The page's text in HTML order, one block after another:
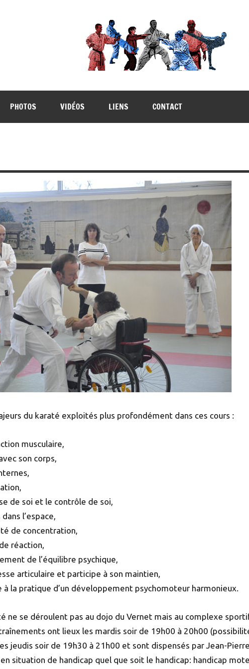
PHOTOS VIDÉOS LIENS CONTACT
du karaté exploités plus profondément dans ces cours :
musculaire,
son corps,
de soi et le contrôle de soi,
l’espace,
de concentration,
réaction,
de l’équilibre psychique,
articulaire et participe à son maintien,
la pratique d’un développement psychomoteur harmonieux.
ne se déroulent pas au dojo du Vernet mais au complexe
ont lieux les mardis soir de 19h00 à 20h00
jeudis soir de 19h30 à 21h00 et sont dispensés par Jean-
situation de handicap quel que soit le handicap: handicap